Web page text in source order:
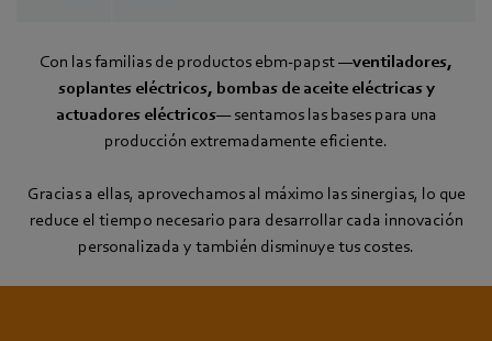
Con las familias de productos ebm‑papst —ventiladores,
soplantes eléctricos, bombas de aceite eléctricas y
actuadores eléctricos— sentamos las bases para una
producción extremadamente eficiente.
Gracias a ellas, aprovechamos al máximo las sinergias, lo que
reduce el tiempo necesario para desarrollar cada innovación
personalizada y también disminuye tus costes.